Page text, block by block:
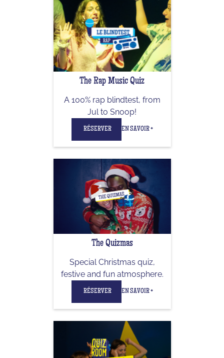
The Rap Music Quiz
A 100% rap blindtest, from
Jul to Snoop!
RÉSERVER EN SAVOIR +
The Quizmas
Special Christmas quiz,
festive and fun atmosphere.
RÉSERVER EN SAVOIR +